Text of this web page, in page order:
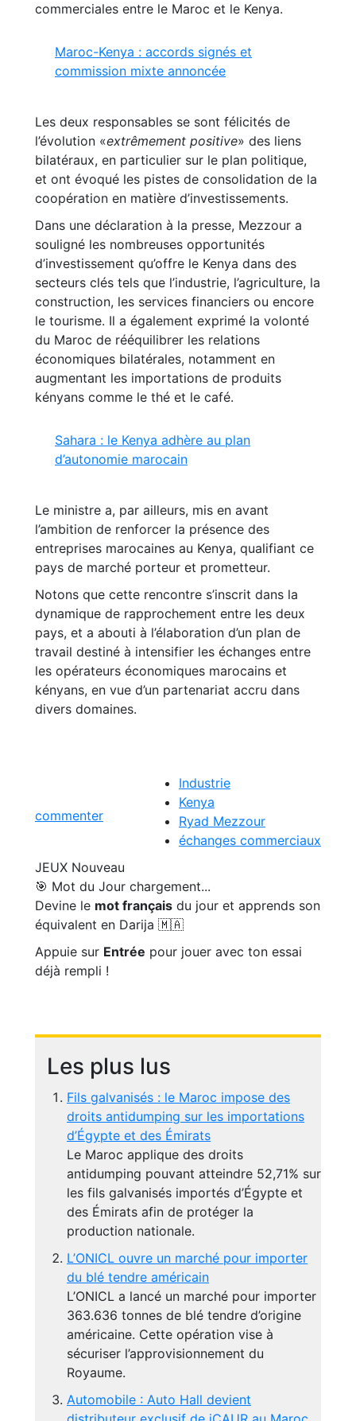
commerciales entre le Maroc et le Kenya.
Maroc-Kenya : accords signés et
commission mixte annoncée
Les deux responsables se sont félicités de
l’évolution «extrêmement positive» des liens
bilatéraux, en particulier sur le plan politique,
et ont évoqué les pistes de consolidation de la
coopération en matière d’investissements.
Dans une déclaration à la presse, Mezzour a
souligné les nombreuses opportunités
d’investissement qu’offre le Kenya dans des
secteurs clés tels que l’industrie, l’agriculture, la
construction, les services financiers ou encore
le tourisme. Il a également exprimé la volonté
du Maroc de rééquilibrer les relations
économiques bilatérales, notamment en
augmentant les importations de produits
kényans comme le thé et le café.
Sahara : le Kenya adhère au plan
d’autonomie marocain
Le ministre a, par ailleurs, mis en avant
l’ambition de renforcer la présence des
entreprises marocaines au Kenya, qualifiant ce
pays de marché porteur et prometteur.
Notons que cette rencontre s’inscrit dans la
dynamique de rapprochement entre les deux
pays, et a abouti à l’élaboration d’un plan de
travail destiné à intensifier les échanges entre
les opérateurs économiques marocains et
kényans, en vue d’un partenariat accru dans
divers domaines.
commenter
Industrie
Kenya
Ryad Mezzour
échanges commerciaux
JEUX Nouveau
🎯 Mot du Jour chargement...
Devine le mot français du jour et apprends son
équivalent en Darija 🇲🇦
Appuie sur Entrée pour jouer avec ton essai
déjà rempli !
Les plus lus
Fils galvanisés : le Maroc impose des
droits antidumping sur les importations
d’Égypte et des Émirats
Le Maroc applique des droits
antidumping pouvant atteindre 52,71% sur
les fils galvanisés importés d’Égypte et
des Émirats afin de protéger la
production nationale.
L’ONICL ouvre un marché pour importer
du blé tendre américain
L’ONICL a lancé un marché pour importer
363.636 tonnes de blé tendre d’origine
américaine. Cette opération vise à
sécuriser l’approvisionnement du
Royaume.
Automobile : Auto Hall devient